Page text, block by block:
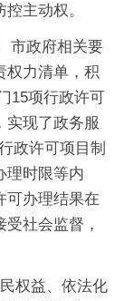
主动权。
市政府相关要
权力清单，积
15项行政许可
实现了政务服
政许可项目制
理时限等内
可办理结果在
社会监督，
权益、依法化